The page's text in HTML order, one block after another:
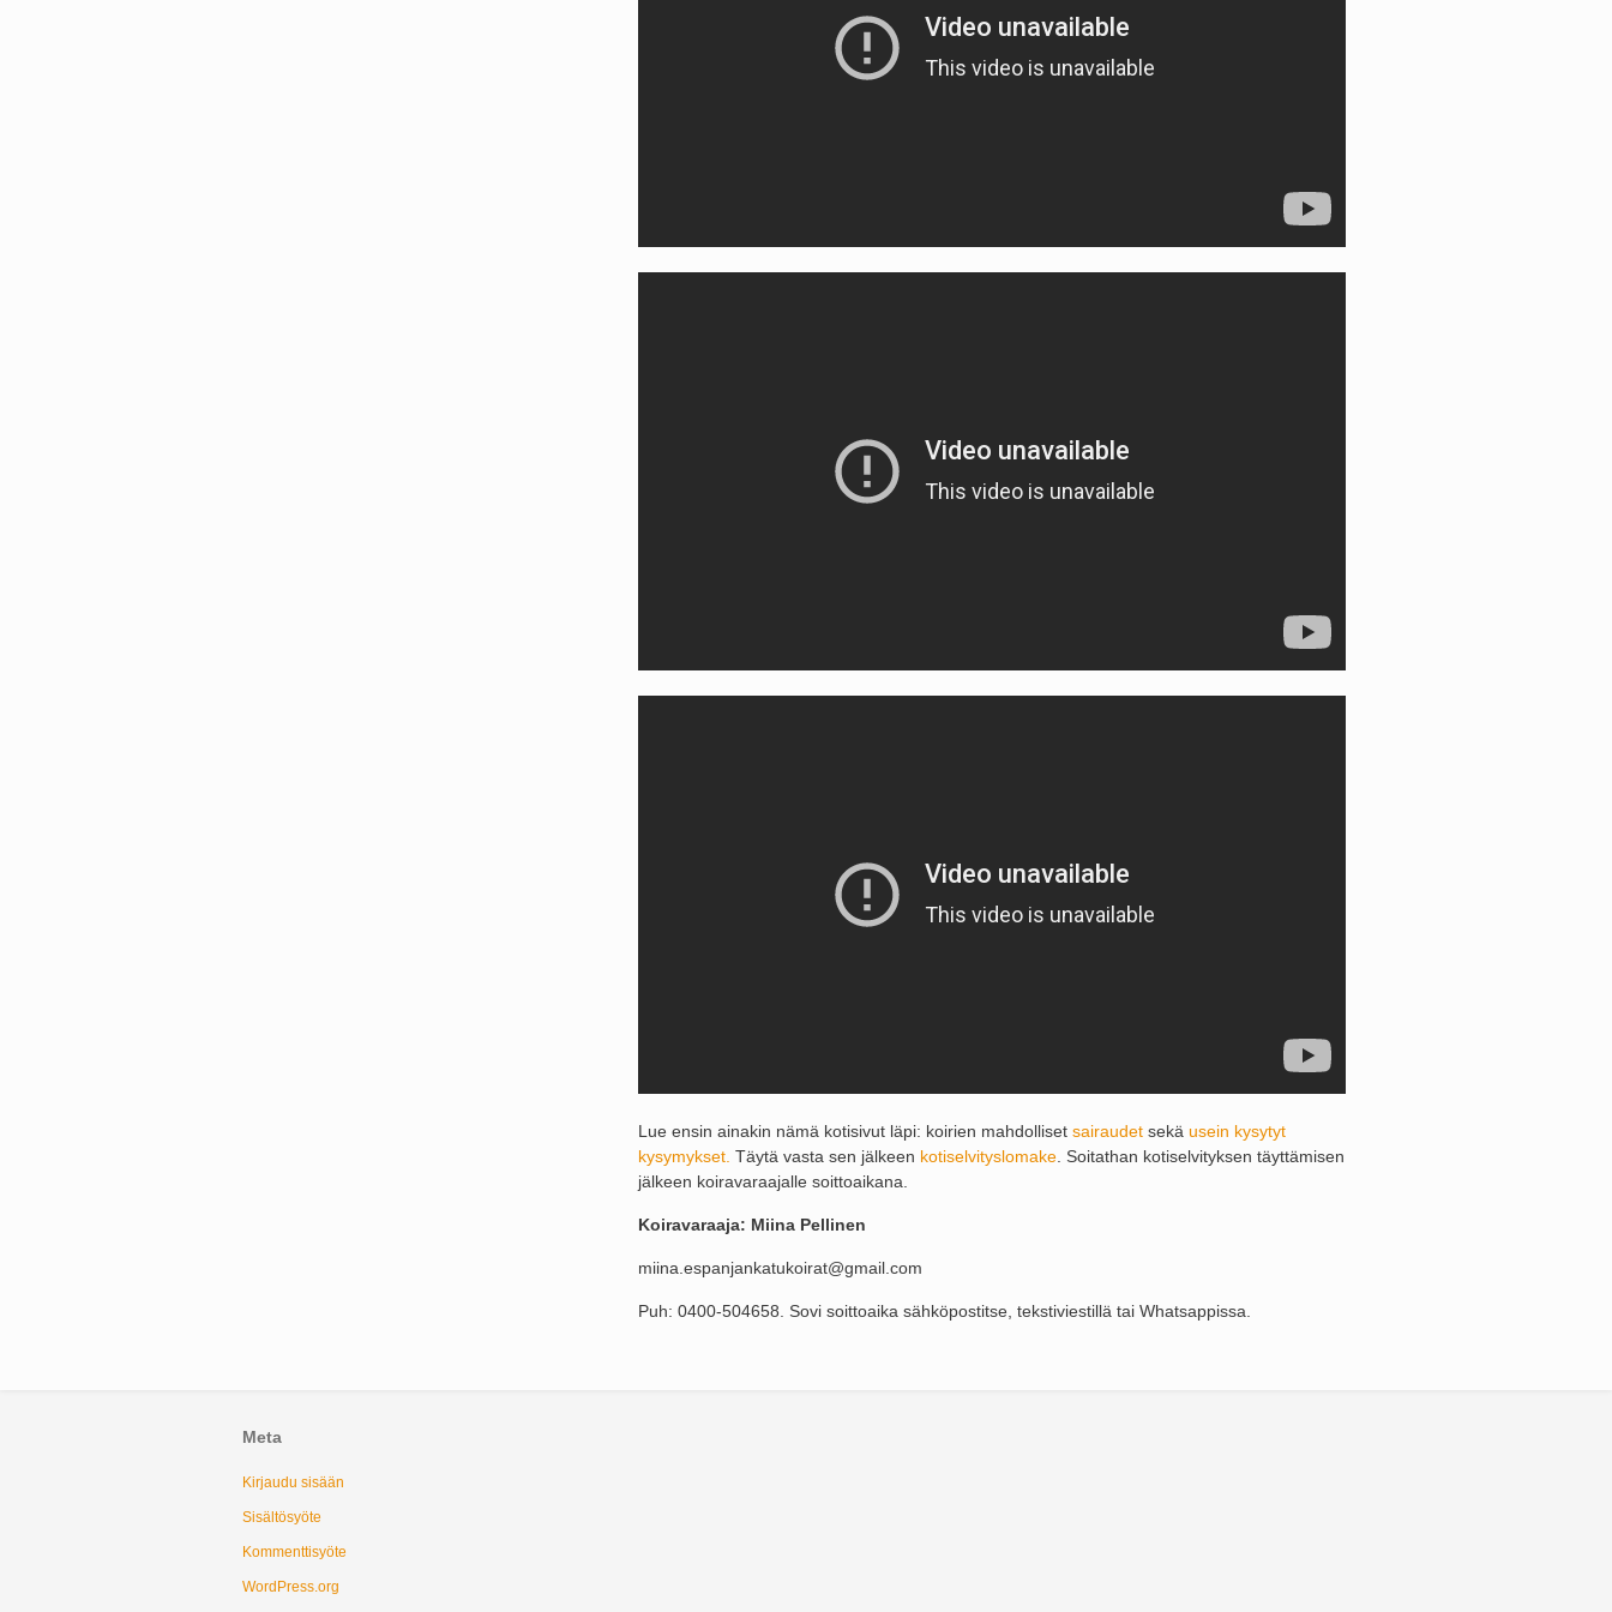
Lue ensin ainakin nämä kotisivut läpi: koirien mahdolliset sairaudet sekä usein kysytyt
kysymykset. Täytä vasta sen jälkeen kotiselvityslomake . Soitathan kotiselvityksen täyttämisen
jälkeen koiravaraajalle soittoaikana.
Koiravaraaja: Miina Pellinen
miina.espanjankatukoirat@gmail.com
Puh: 0400-504658. Sovi soittoaika sähköpostitse, tekstiviestillä tai Whatsappissa.
Meta
Kirjaudu sisään
Sisältösyöte
Kommenttisyöte
WordPress.org